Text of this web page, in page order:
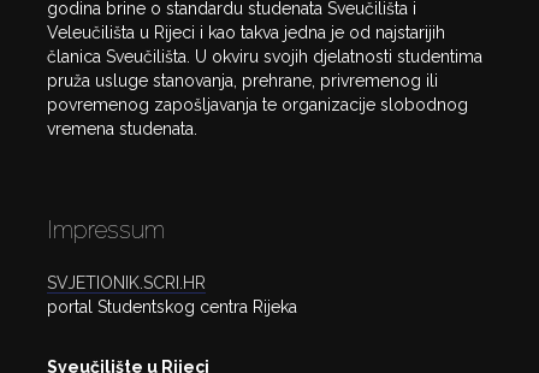
godina brine o standardu studenata Sveučilišta i
Veleučilišta u Rijeci i kao takva jedna je od najstarijih
članica Sveučilišta. U okviru svojih djelatnosti studentima
pruža usluge stanovanja, prehrane, privremenog ili
povremenog zapošljavanja te organizacije slobodnog
vremena studenata.
Impressum
SVJETIONIK.SCRI.HR
portal Studentskog centra Rijeka
Sveučilište u Rijeci